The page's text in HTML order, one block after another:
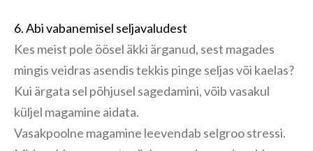
6. Abi vabanemisel seljavaludest
Kes meist pole öösel äkki ärganud, sest magades
mingis veidras asendis tekkis pinge seljas või kaelas?
Kui ärgata sel põhjusel sagedamini, võib vasakul
küljel magamine aidata.
Vasakpoolne magamine leevendab selgroo stressi.